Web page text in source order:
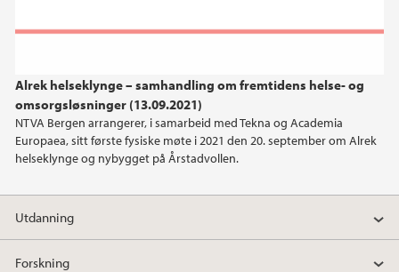
Alrek helseklynge – samhandling om fremtidens helse- og
omsorgsløsninger (13.09.2021)
NTVA Bergen arrangerer, i samarbeid med Tekna og Academia
Europaea, sitt første fysiske møte i 2021 den 20. september om Alrek
helseklynge og nybygget på Årstadvollen.
Utdanning
Forskning